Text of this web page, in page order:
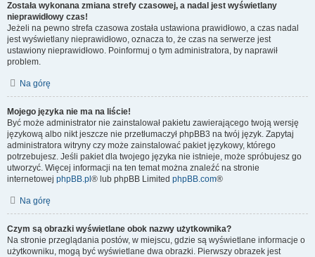
Została wykonana zmiana strefy czasowej, a nadal jest wyświetlany
nieprawidłowy czas!
Jeżeli na pewno strefa czasowa została ustawiona prawidłowo, a czas nadal
jest wyświetlany nieprawidłowo, oznacza to, że czas na serwerze jest
ustawiony nieprawidłowo. Poinformuj o tym administratora, by naprawił
problem.
Na górę
Mojego języka nie ma na liście!
Być może administrator nie zainstalował pakietu zawierającego twoją wersję
językową albo nikt jeszcze nie przetłumaczył phpBB3 na twój język. Zapytaj
administratora witryny czy może zainstalować pakiet językowy, którego
potrzebujesz. Jeśli pakiet dla twojego języka nie istnieje, może spróbujesz go
utworzyć. Więcej informacji na ten temat można znaleźć na stronie
internetowej phpBB.pl ® lub phpBB Limited phpBB.com®
Na górę
Czym są obrazki wyświetlane obok nazwy użytkownika?
Na stronie przeglądania postów, w miejscu, gdzie są wyświetlane informacje o
użytkowniku, mogą być wyświetlane dwa obrazki. Pierwszy obrazek jest